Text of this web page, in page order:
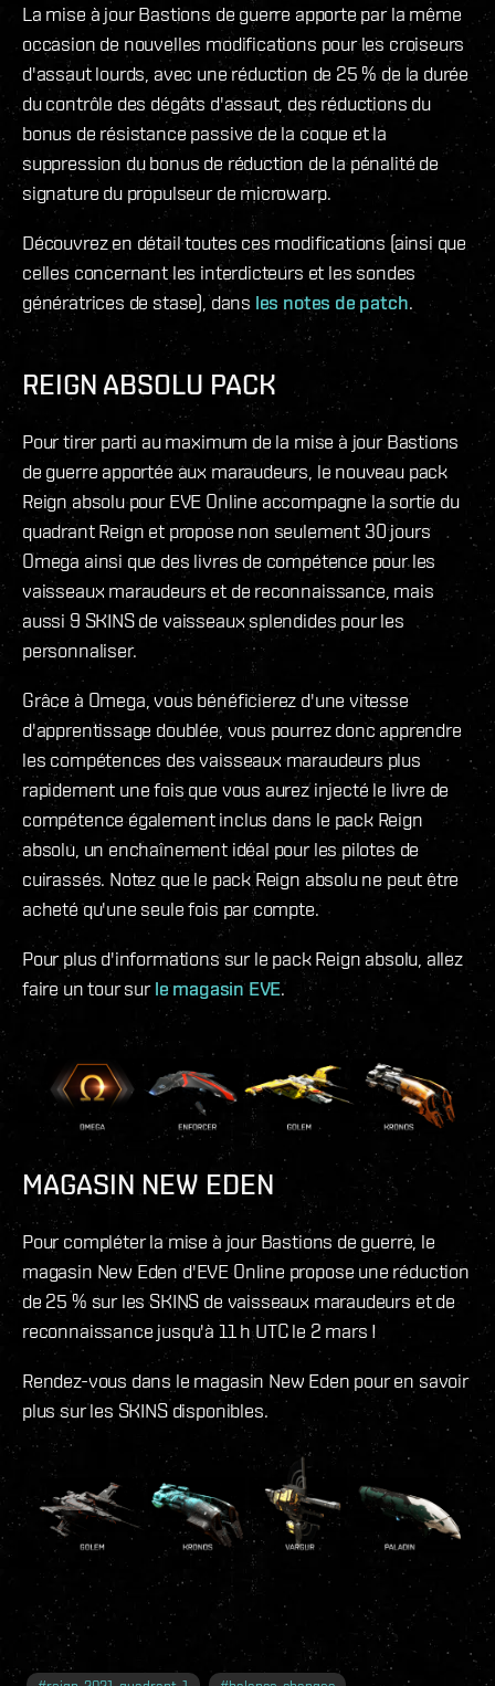
La mise à jour Bastions de guerre apporte par la même
occasion de nouvelles modifications pour les croiseurs
d'assaut lourds, avec une réduction de 25 % de la durée
du contrôle des dégâts d'assaut, des réductions du
bonus de résistance passive de la coque et la
suppression du bonus de réduction de la pénalité de
signature du propulseur de microwarp.
Découvrez en détail toutes ces modifications (ainsi que
celles concernant les interdicteurs et les sondes
génératrices de stase), dans les notes de patch.
REIGN ABSOLU PACK
Pour tirer parti au maximum de la mise à jour Bastions
de guerre apportée aux maraudeurs, le nouveau pack
Reign absolu pour EVE Online accompagne la sortie du
quadrant Reign et propose non seulement 30 jours
Omega ainsi que des livres de compétence pour les
vaisseaux maraudeurs et de reconnaissance, mais
aussi 9 SKINS de vaisseaux splendides pour les
personnaliser.
Grâce à Omega, vous bénéficierez d'une vitesse
d'apprentissage doublée, vous pourrez donc apprendre
les compétences des vaisseaux maraudeurs plus
rapidement une fois que vous aurez injecté le livre de
compétence également inclus dans le pack Reign
absolu, un enchaînement idéal pour les pilotes de
cuirassés. Notez que le pack Reign absolu ne peut être
acheté qu'une seule fois par compte.
Pour plus d'informations sur le pack Reign absolu, allez
faire un tour surle magasin EVE.
MAGASIN NEW EDEN
Pour compléter la mise à jour Bastions de guerre, le
magasin New Eden d'EVE Online propose une réduction
de 25 % sur les SKINS de vaisseaux maraudeurs et de
reconnaissance jusqu'à 11 h UTC le 2 mars !
Rendez-vous dans le magasin New Eden pour en savoir
plus sur les SKINS disponibles.